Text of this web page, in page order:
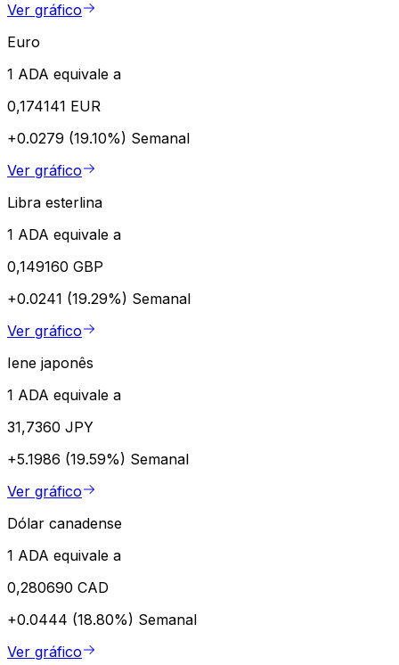
Ver gráfico
Euro
1 ADA equivale a
0,174141 EUR
+0.0279 (19.10%) Semanal
Ver gráfico
Libra esterlina
1 ADA equivale a
0,149160 GBP
+0.0241 (19.29%) Semanal
Ver gráfico
Iene japonês
1 ADA equivale a
31,7360 JPY
+5.1986 (19.59%) Semanal
Ver gráfico
Dólar canadense
1 ADA equivale a
0,280690 CAD
+0.0444 (18.80%) Semanal
Ver gráfico